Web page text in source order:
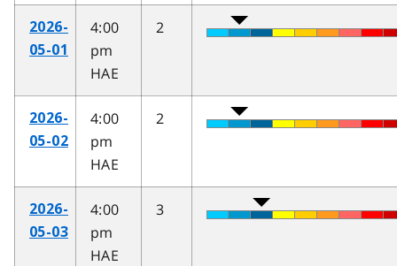
2026-
05-01
4:00
pm
HAE
2
2026-
05-02
4:00
pm
HAE
2
2026-
05-03
4:00
pm
HAE
3